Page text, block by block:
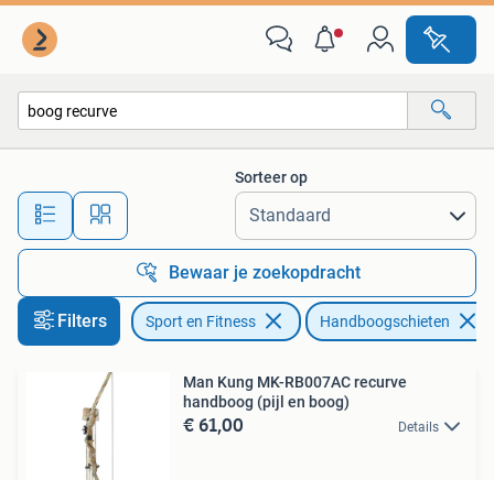
Alle afstanden…
Sorteer op
Bewaar je zoekopdracht
Filters Sport en Fitness Handboogschieten
Man Kung MK-RB007AC recurve
handboog (pijl en boog)
€ 61,00 Details